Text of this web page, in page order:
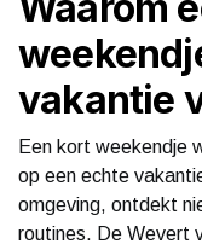
vakantie
Een kort weekendje
op een echte
omgeving, ontdekt
routines. De Wevert